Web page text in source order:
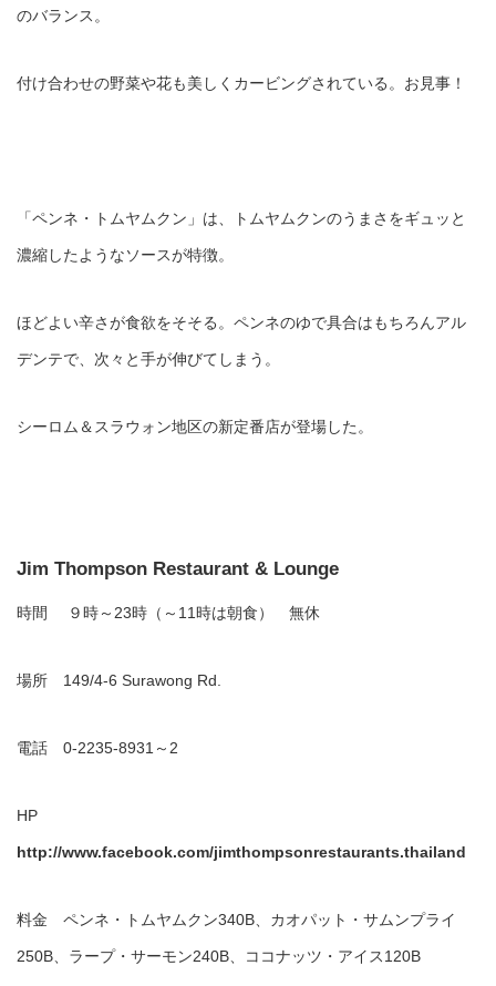
のバランス。
付け合わせの野菜や花も美しくカービングされている。お見事！
「ペンネ・トムヤムクン」は、トムヤムクンのうまさをギュッと
濃縮したようなソースが特徴。
ほどよい辛さが食欲をそそる。ペンネのゆで具合はもちろんアル
デンテで、次々と手が伸びてしまう。
シーロム＆スラウォン地区の新定番店が登場した。
Jim Thompson Restaurant & Lounge
時間 ９時～23時（～11時は朝食） 無休
場所 149/4-6 Surawong Rd.
電話 0-2235-8931～2
HP
http://www.facebook.com/jimthompsonrestaurants.thailand
料金 ペンネ・トムヤムクン340B、カオパット・サムンプライ
250B、ラープ・サーモン240B、ココナッツ・アイス120B